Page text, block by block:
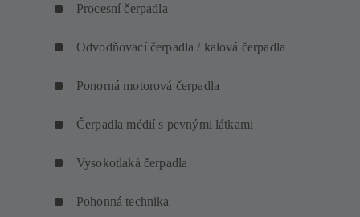
Procesní čerpadla
Odvodňovací čerpadla / kalová čerpadla
Ponorná motorová čerpadla
Čerpadla médií s pevnými látkami
Vysokotlaká čerpadla
Pohonná technika